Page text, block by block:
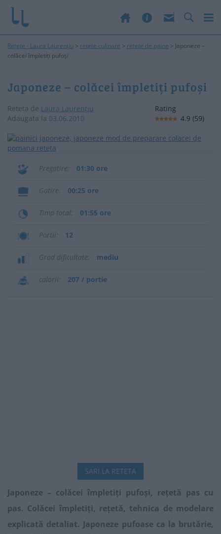
Rețete - Laura Laurențiu > retete culinare > retete de paine > Japoneze –
colăcei împletiți pufoși
Japoneze – colăcei împletiți pufoși
Reteta de Laura Laurențiu
Adaugata la 03.06.2010
Rating
4.9 (59)
Pregatire 01:30 ore
Gatire 00:25 ore
Timp total 01:55 ore
Portii 12
Grad dificultate mediu
calorii 207 / portie
SARI LA RETETA
Japoneze – colăcei împletiți pufoși, rețetă pas cu
pas. Colăcei împletiți, rețetă, tehnica de modelare
explicată detaliat. Japoneze pufoase ca la brutărie,